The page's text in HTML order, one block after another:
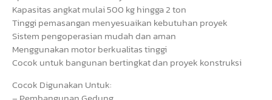
Kapasitas angkat mulai 500 kg hingga 2 ton
Tinggi pemasangan menyesuaikan kebutuhan proyek
Sistem pengoperasian mudah dan aman
Menggunakan motor berkualitas tinggi
Cocok untuk bangunan bertingkat dan proyek konstruksi
Cocok Digunakan Untuk: